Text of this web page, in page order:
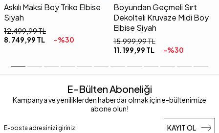
Askılı Maksi Boy Triko Elbise
Siyah
12.499,99TL
8.749,99 TL -%30
Boyundan Geçmeli Sırt
Dekolteli Kruvaze Midi Boy
Elbise Siyah
15.999,99TL
11.199,99 TL -%30
E-Bülten Aboneliği
Kampanya ve yeniliklerden haberdar olmak için e-bültenimize
abone olun!
KAYIT OL